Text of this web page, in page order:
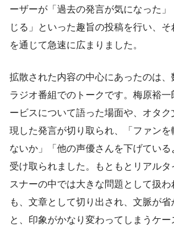
ーザーが「過去の発言が気になった
じる」といった趣旨の投稿を行い、そ
を通じて急速に広まりました。
拡散された内容の中心にあったのは、
ラジオ番組でのトークです。梅原裕
ービスについて語った場面や、オタ
現した発言が切り取られ、「ファン
ないか」「他の声優さんを下げている
受け取られました。もともとリアルタ
スナーの中では大きな問題として扱
も、文章として切り出され、文脈が
と、印象がかなり変わってしまうケー